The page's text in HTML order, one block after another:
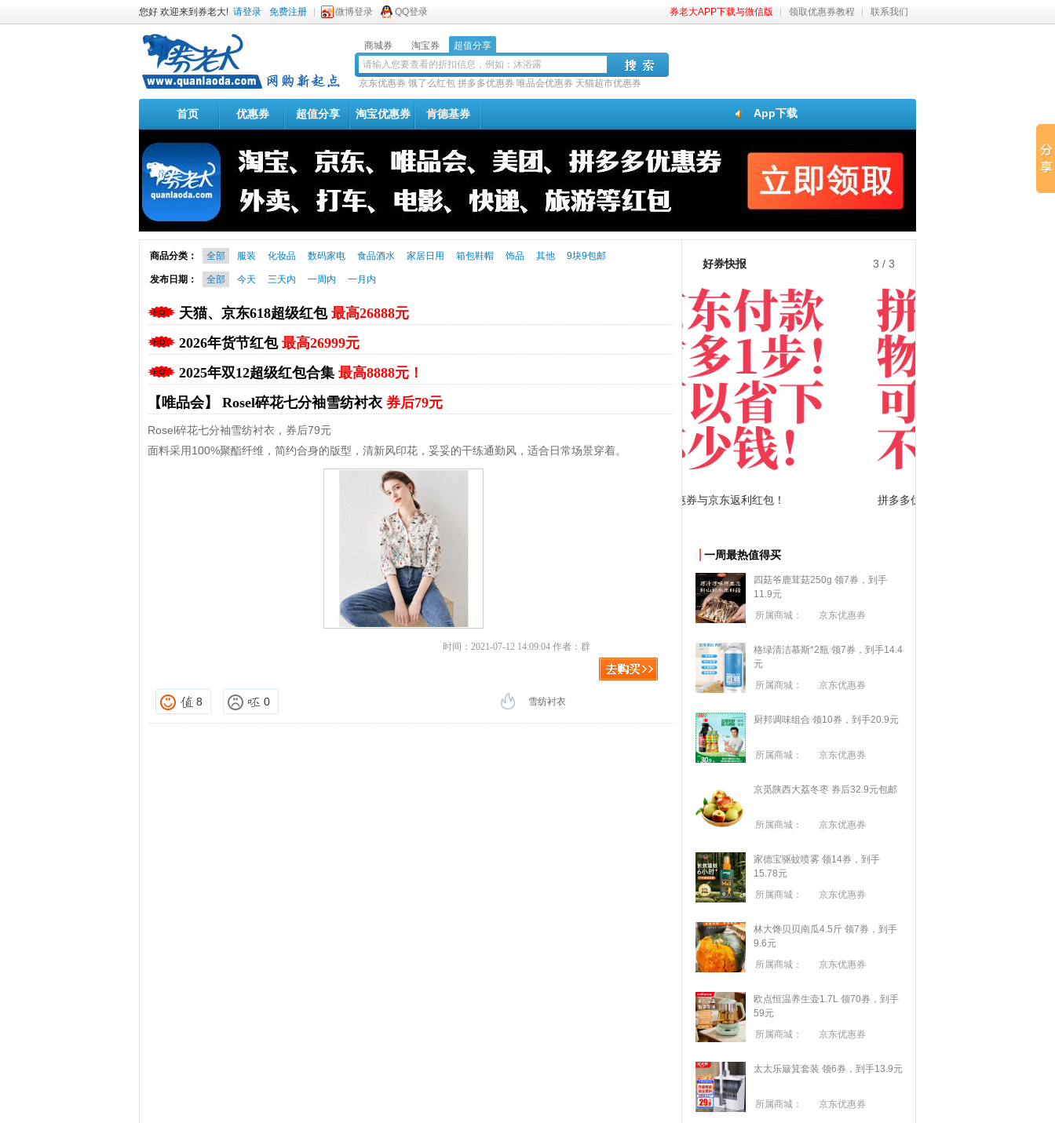
您好 欢迎来到券老大! 请登录 免费注册 微博登录 QQ登录 券老大APP下载与微信版 领取优惠券教程 联系我们
商城券 淘宝券 超值分享
京东优惠券 饿了么红包 拼多多优惠券 唯品会优惠券 天猫超市优惠券
App下载
首页 优惠券 超值分享 淘宝优惠券 肯德基券
商品分类： 全部 服装 化妆品 数码家电 食品酒水 家居日用 箱包鞋帽 饰品 其他 9块9包邮
发布日期： 全部 今天 三天内 一周内 一月内
天猫、京东618超级红包 最高26888元
2026年货节红包 最高26999元
2025年双12超级红包合集 最高8888元！
【唯品会】 Rosel碎花七分袖雪纺衬衣 券后79元
Rosel碎花七分袖雪纺衬衣，券后79元
面料采用100%聚酯纤维，简约合身的版型，清新风印花，妥妥的干练通勤风，适合日常场景穿着。
时间：2021-07-12 14:09:04 作者：群
8 0 雪纺衬衣
好券快报 3 / 3
拼多多优惠券+拼多多返利
一周最热值得买
四菇爷鹿茸菇250g 领7券，到手
11.9元
所属商城：
京东优惠券
格绿清洁慕斯*2瓶 领7券，到手14.4
元
所属商城：
京东优惠券
厨邦调味组合 领10券，到手20.9元
所属商城： 京东优惠券
京觅陕西大荔冬枣 券后32.9元包邮
所属商城： 京东优惠券
家德宝驱蚊喷雾 领14券，到手
15.78元
所属商城：
京东优惠券
林大馋贝贝南瓜4.5斤 领7券，到手
9.6元
所属商城：
京东优惠券
欧点恒温养生壶1.7L 领70券，到手
59元
所属商城：
京东优惠券
太太乐簸箕套装 领6券，到手13.9元
所属商城： 京东优惠券